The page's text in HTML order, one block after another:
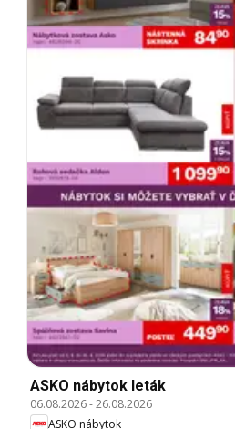
ASKO nábytok leták
06.08.2026-26.08.2026
ASKO nábytok